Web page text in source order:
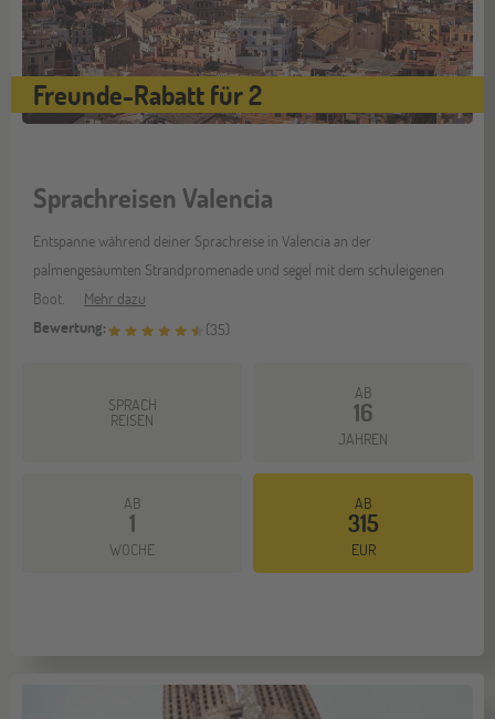
Freunde-Rabatt für 2
Sprachreisen Valencia
Entspanne während deiner Sprachreise in Valencia an der
palmengesäumten Strandpromenade und segel mit dem schuleigenen
Boot.
Mehr dazu
Bewertung:
(35)
SPRACH
REISEN
AB
16
JAHREN
AB
1
WOCHE
AB
315
EUR